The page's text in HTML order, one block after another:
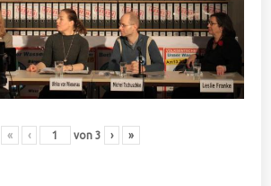
« ‹ von 3 › »